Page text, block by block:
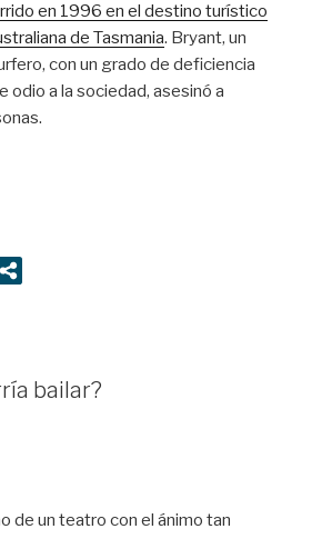
en 1996 en el destino turístico
de Tasmania. Bryant, un
con un grado de deficiencia
odio a la sociedad, asesinó a
bailar?
de un teatro con el ánimo tan